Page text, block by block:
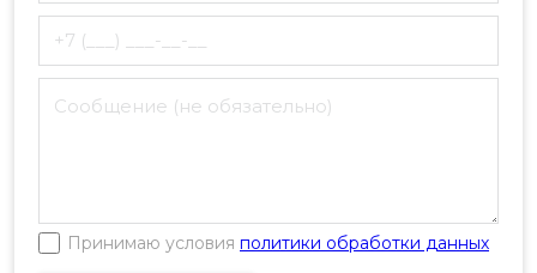
Принимаю условия политики обработки данных